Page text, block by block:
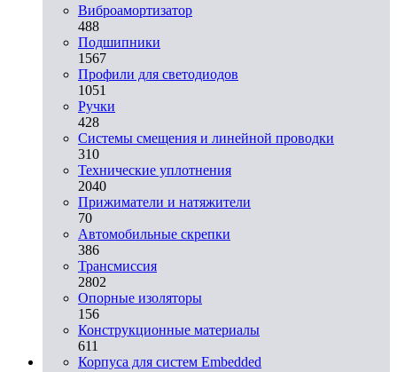
Виброамортизатор
488
Подшипники
1567
Профили для светодиодов
1051
Ручки
428
Системы смещения и линейной проводки
310
Технические уплотнения
2040
Прижиматели и натяжители
70
Автомобильные скрепки
386
Трансмиссия
2802
Опорные изоляторы
156
Конструкционные материалы
611
Корпуса для систем Embedded